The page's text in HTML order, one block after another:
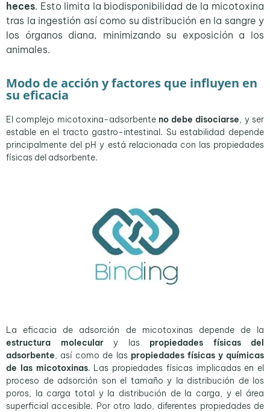
heces. Esto limita la biodisponibilidad de la micotoxina
tras la ingestión así como su distribución en la sangre y
los órganos diana, minimizando su exposición a los
animales.
Modo de acción y factores que influyen en
su eficacia
El complejo micotoxina-adsorbente no debe disociarse, y ser
estable en el tracto gastro-intestinal. Su estabilidad depende
principalmente del pH y está relacionada con las propiedades
físicas del adsorbente.
La eficacia de adsorción de micotoxinas depende de la
estructura moleculary las propiedades físicas del
adsorbente, así como de las propiedades físicas y químicas
de las micotoxinas. Las propiedades físicas implicadas en el
proceso de adsorción son el tamaño y la distribución de los
poros, la carga total y la distribución de la carga, y el área
superficial accesible. Por otro lado, diferentes propiedades de